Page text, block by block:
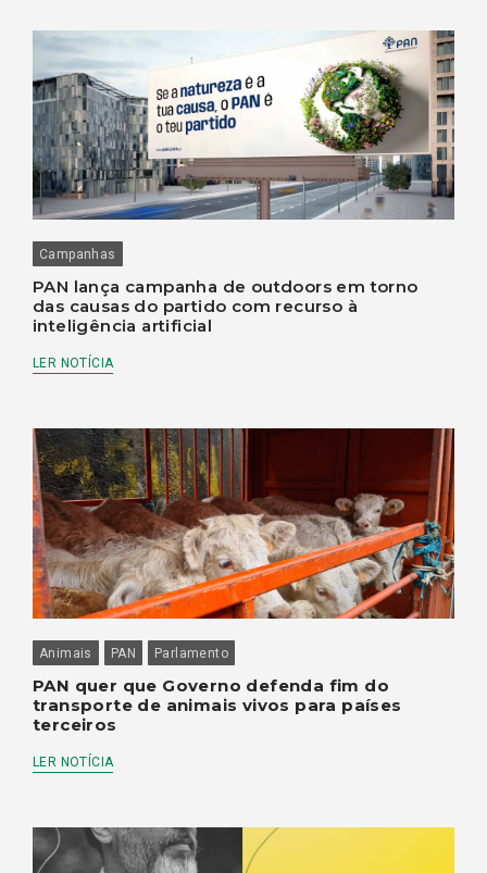
Campanhas
PAN lança campanha de outdoors em torno
das causas do partido com recurso à
inteligência artificial
LER NOTÍCIA
Animais PAN Parlamento
PAN quer que Governo defenda fim do
transporte de animais vivos para países
terceiros
LER NOTÍCIA